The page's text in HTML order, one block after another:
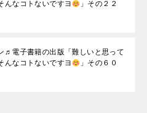
んなコトないですヨ
」その２２
♬電子書籍の出版「難しいと思って
んなコトないですヨ
」その６０